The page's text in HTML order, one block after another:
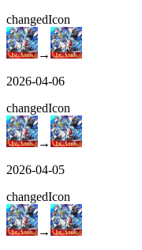
changedIcon
→
2026-04-06
changedIcon
→
2026-04-05
changedIcon
→